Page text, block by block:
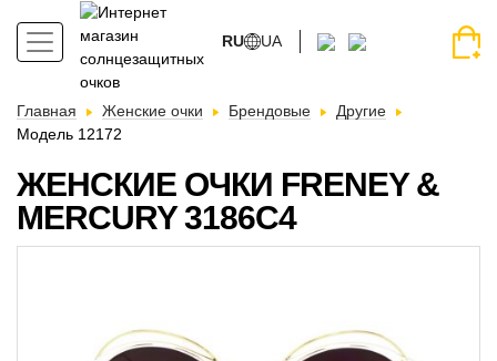
RU UA
Главная Женские очки Брендовые
Другие
Модель 12172
ЖЕНСКИЕ ОЧКИ FRENEY &
MERCURY 3186C4